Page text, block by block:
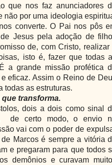
que nos faz anunciadores
não por uma ideologia
converte. O Pai nos pôs
Jesus pela adoção de
de, com Cristo, realizar
isto é, fazer que todas
a grande missão profética
eficaz. Assim o Reino de
todas as estruturas.
que transforma.
dois a dois como sinal
de certo modo, o envio
vai com o poder de
Marcos é sempre a vitória
e pregaram para que todos
demônios e curavam